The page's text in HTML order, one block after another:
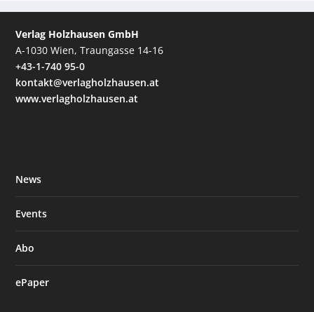
Verlag Holzhausen GmbH
A-1030 Wien, Traungasse 14-16
+43-1-740 95-0
kontakt@verlagholzhausen.at
www.verlagholzhausen.at
News
Events
Abo
ePaper